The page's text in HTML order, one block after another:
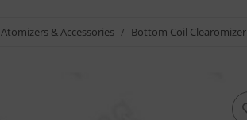
Atomizers & Accessories Bottom Coil Clearomizer